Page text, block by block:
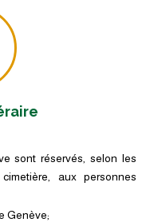
sont réservés, selon les
aux personnes
Genève;